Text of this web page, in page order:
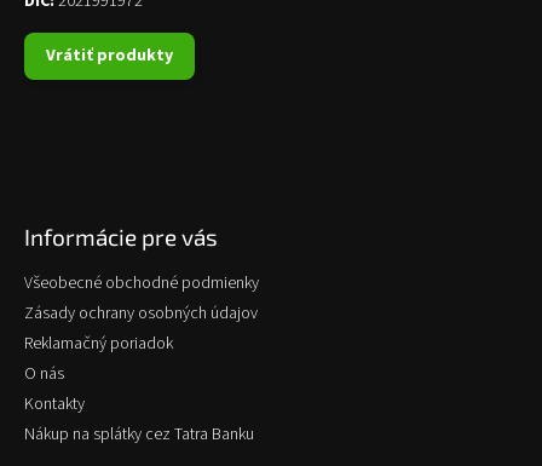
Vrátiť produkty
Informácie pre vás
Všeobecné obchodné podmienky
Zásady ochrany osobných údajov
Reklamačný poriadok
O nás
Kontakty
Nákup na splátky cez Tatra Banku